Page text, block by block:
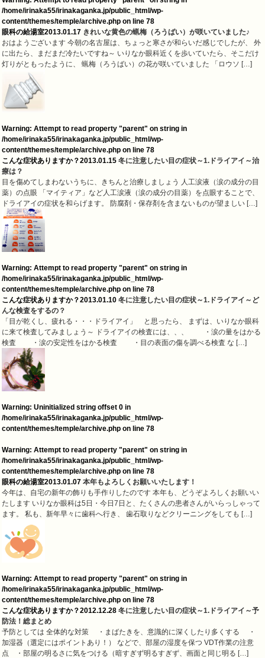
/home/irinaka55/irinakaganka.jp/public_html/wp-
content/themes/temple/archive.php on line 78
眼科の給湯室2013.01.17 きれいな黄色の蝋梅（ろうばい）が咲いていました♪
おはようございます 今朝の名古屋は、ちょっと寒さが和らいだ感じでしたが、 外
に出たら、まだまだ冷たいですね～ いりなか眼科近くを歩いていたら、そこだけ
灯りがともったように、 蝋梅（ろうばい）の花が咲いていました 「ロウソ […]
Warning: Attempt to read property "parent" on string in
/home/irinaka55/irinakaganka.jp/public_html/wp-
content/themes/temple/archive.php on line 78
こんな症状ありますか？2013.01.15 冬に注意したい目の症状～1.ドライアイ～治
療は？
目を傷めてしまわないうちに、きちんと治療しましょう 人工涙液（涙の成分の目
薬）の点眼 「マイティア」など人工涙液（涙の成分の目薬）を点眼することで、
ドライアイの症状を和らげます。 防腐剤・保存剤を含まないものが望ましい […]
Warning: Attempt to read property "parent" on string in
/home/irinaka55/irinakaganka.jp/public_html/wp-
content/themes/temple/archive.php on line 78
こんな症状ありますか？2013.01.10 冬に注意したい目の症状～1.ドライアイ～ど
んな検査をするの？
「目が乾くし、疲れる・・・ドライアイ」 と思ったら、 まずは、いりなか眼科
に来て検査してみましょう～ ドライアイの検査には、、、 ・涙の量をはかる
検査 ・涙の安定性をはかる検査 ・目の表面の傷を調べる検査 な […]
Warning: Uninitialized string offset 0 in
/home/irinaka55/irinakaganka.jp/public_html/wp-
content/themes/temple/archive.php on line 78
Warning: Attempt to read property "parent" on string in
/home/irinaka55/irinakaganka.jp/public_html/wp-
content/themes/temple/archive.php on line 78
眼科の給湯室2013.01.07 本年もよろしくお願いいたします！
今年は、自宅の新年の飾りも手作りしたのです 本年も、どうぞよろしくお願いい
たします いりなか眼科は5日・今日7日と、たくさんの患者さんがいらっしゃって
ます。 私も、新年早々に歯科へ行き、 歯石取りなどクリーニングをしても […]
Warning: Attempt to read property "parent" on string in
/home/irinaka55/irinakaganka.jp/public_html/wp-
content/themes/temple/archive.php on line 78
こんな症状ありますか？2012.12.28 冬に注意したい目の症状～1.ドライアイ～予
防法！総まとめ
予防としては 全体的な対策 ・まばたきを、意識的に深くしたり多くする ・
加湿器（選定にはポイントあり！） などで、部屋の湿度を保つ VDT作業の注意
点 ・部屋の明るさに気をつける（暗すぎず明るすぎず、画面と同じ明る […]